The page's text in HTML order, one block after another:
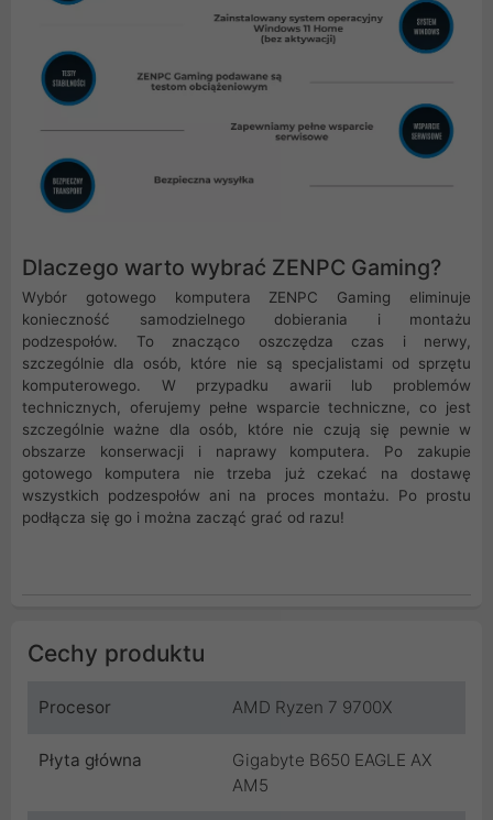
Dlaczego warto wybrać ZENPC Gaming?
Wybór gotowego komputera ZENPC Gaming eliminuje
konieczność samodzielnego dobierania i montażu
podzespołów. To znacząco oszczędza czas i nerwy,
szczególnie dla osób, które nie są specjalistami od sprzętu
komputerowego. W przypadku awarii lub problemów
technicznych, oferujemy pełne wsparcie techniczne, co jest
szczególnie ważne dla osób, które nie czują się pewnie w
obszarze konserwacji i naprawy komputera. Po zakupie
gotowego komputera nie trzeba już czekać na dostawę
wszystkich podzespołów ani na proces montażu. Po prostu
podłącza się go i można zacząć grać od razu!
Cechy produktu
Procesor AMD Ryzen 7 9700X
Płyta główna
Gigabyte B650 EAGLE AX
AM5